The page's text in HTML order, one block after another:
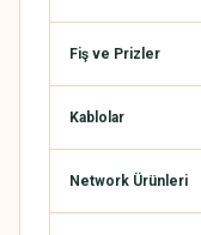
Fiş ve Prizler
Kablolar
Network Ürünleri